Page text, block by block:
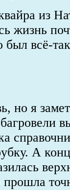
из
жизнь
был всё-
но я
А